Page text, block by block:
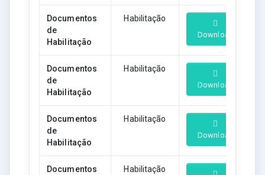
Documentos
de
Habilitação
Habilitação
Download
Documentos
de
Habilitação
Habilitação
Download
Documentos
de
Habilitação
Habilitação
Download
Documentos
Habilitação